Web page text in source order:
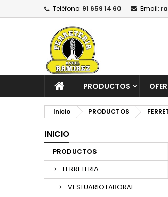
Teléfono: 91 659 14 60 Email:
PRODUCTOS
Inicio PRODUCTOS
INICIO
PRODUCTOS
FERRETERIA
VESTUARIO LABORAL